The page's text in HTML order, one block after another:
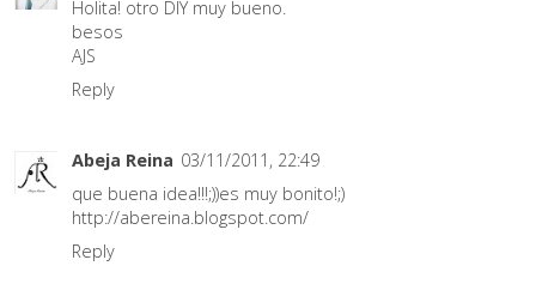
Holita! otro DIY muy bueno.
besos
AJS
Reply
Abeja Reina 03/11/2011, 22:49
que buena idea!!!;))es muy bonito!;)
http://abereina.blogspot.com/
Reply